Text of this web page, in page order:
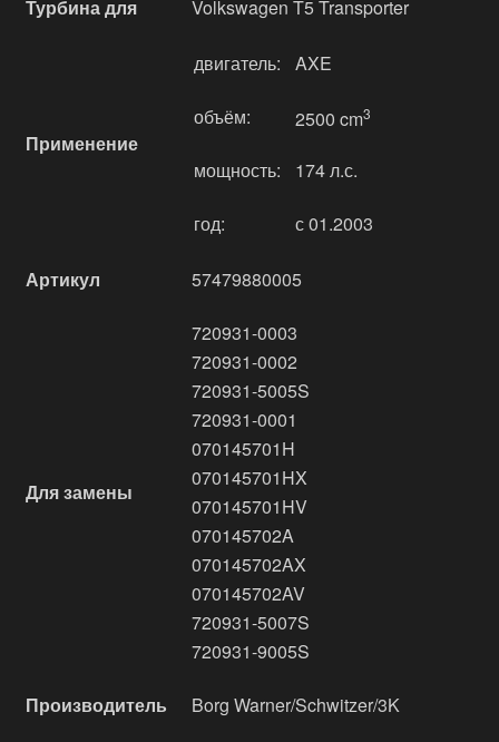
Турбина для Volkswagen T5 Transporter
Применение
двигатель: AXE
объём: 2500 cm3
мощность: 174 л.с.
год: с 01.2003
Артикул 57479880005
Для замены
720931-0003
720931-0002
720931-5005S
720931-0001
070145701H
070145701HX
070145701HV
070145702A
070145702AX
070145702AV
720931-5007S
720931-9005S
Производитель Borg Warner/Schwitzer/3K